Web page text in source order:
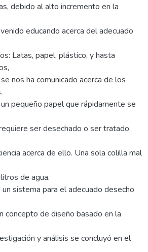
debido al alto incremento en la
educando acerca del adecuado
Latas, papel, plástico, y hasta
nos ha comunicado acerca de los
pequeño papel que rápidamente se
ser desechado o ser tratado.
acerca de ello. Una sola colilla mal
de agua.
sistema para el adecuado desecho
concepto de diseño basado en la
y análisis se concluyó en el